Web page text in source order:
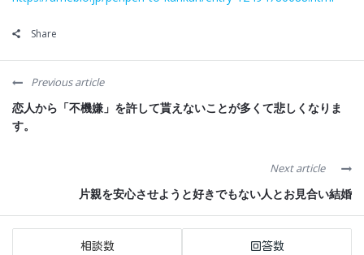
Share
Previous article
恋人から「不機嫌」を許して貰えないことが多くて悲しくなりま
す。
Next article
片親を安心させようと好きでもない人とお見合い結婚
Sidebar